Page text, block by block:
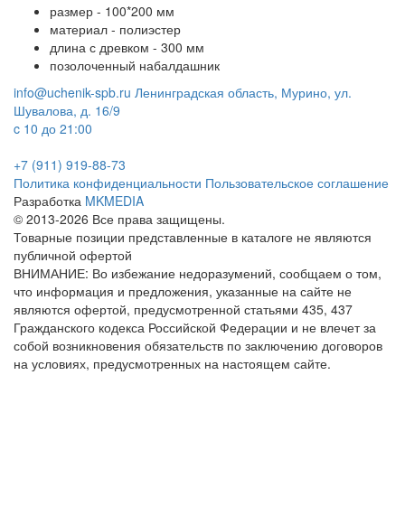
размер - 100*200 мм
материал - полиэстер
длина с древком - 300 мм
позолоченный набалдашник
info@uchenik-spb.ru Ленинградская область, Мурино, ул.
Шувалова, д. 16/9
c 10 до 21:00
+7 (911) 919-88-73
Политика конфиденциальности Пользовательское соглашение
Разработка MKMEDIA
© 2013-2026 Все права защищены.
Товарные позиции представленные в каталоге не являются
публичной офертой
ВНИМАНИЕ: Во избежание недоразумений, сообщаем о том,
что информация и предложения, указанные на сайте не
являются офертой, предусмотренной статьями 435, 437
Гражданского кодекса Российской Федерации и не влечет за
собой возникновения обязательств по заключению договоров
на условиях, предусмотренных на настоящем сайте.